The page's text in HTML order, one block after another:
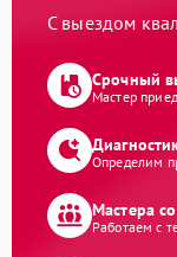
С выездом
Срочный
Мастер
Определим
Мастера
Работаем с